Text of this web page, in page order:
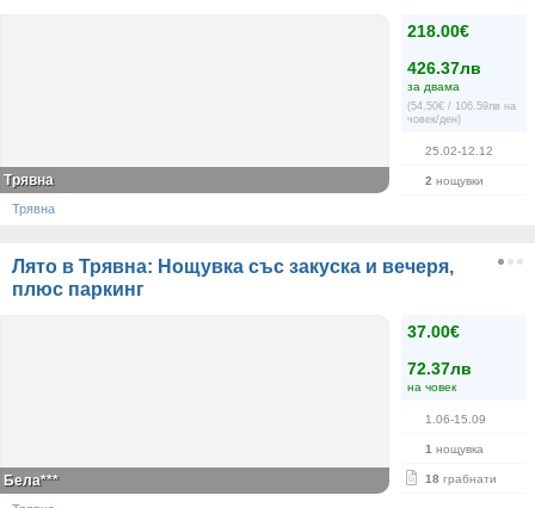
218.00€
426.37лв
за двама
(54.50€ / 106.59лв на
човек/ден)
25.02-12.12
2 нощувки
Трявна
Трявна
Лято в Трявна: Нощувка със закуска и вечеря,
плюс паркинг
37.00€
72.37лв
на човек
1.06-15.09
1 нощувка
18 грабнати
Бела***